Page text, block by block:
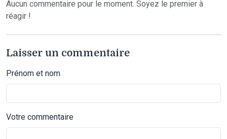
Aucun commentaire pour le moment. Soyez le premier à
réagir !
Laisser un commentaire
Prénom et nom
Votre commentaire